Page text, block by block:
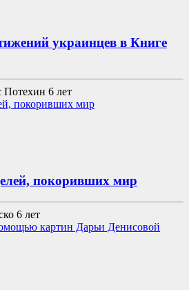
украинцев в Книге
Потехин 6 лет
покоривших мир
6 лет